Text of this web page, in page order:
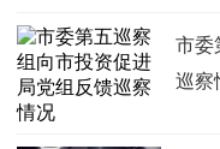
市委
巡察